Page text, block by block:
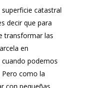
catastral
decir que para
transformar las
en
cuando podemos
Pero como la